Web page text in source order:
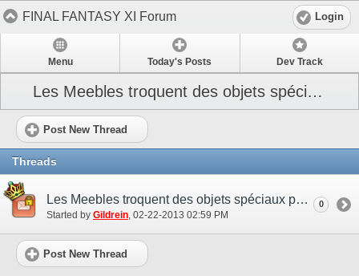
FINAL FANTASY XI Forum Login
Menu Today's Posts Dev Track
Les Meebles troquent des objets spéciaux pour célébrer « Explorateurs d'Adoulin » !
Post New Thread
Threads
Les Meebles troquent des objets spéciaux pour célébrer « Explorateurs d'Adoulin » !
Started by Gildrein‎, 02-22-2013 02:59 PM
0
Post New Thread